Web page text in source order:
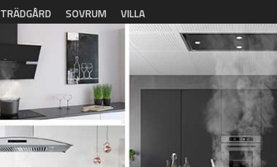
TRÄDGÅRD SOVRUM VILLA